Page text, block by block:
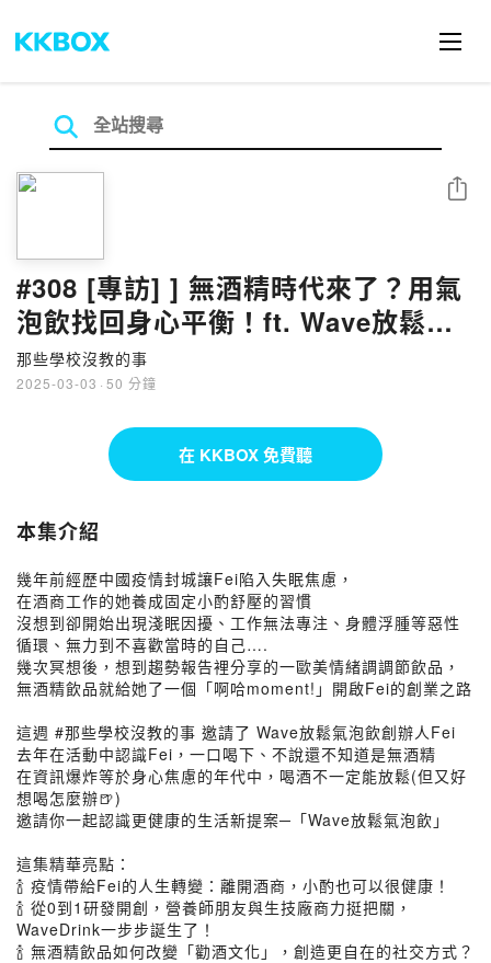
#308 [專訪] ] 無酒精時代來了？用氣
泡飲找回身心平衡！ft. Wave放鬆氣
泡飲創辦人Fei
那些學校沒教的事
2025-03-03 · 50 分鐘
分享
在 KKBOX 免費聽
本集介紹
幾年前經歷中國疫情封城讓Fei陷入失眠焦慮，
在酒商工作的她養成固定小酌舒壓的習慣
沒想到卻開始出現淺眠因擾、工作無法專注、身體浮腫等惡性
循環、無力到不喜歡當時的自己….
幾次冥想後，想到趨勢報告裡分享的一歐美情緒調調節飲品，
無酒精飲品就給她了一個「啊哈moment!」開啟Fei的創業之路
這週 #那些學校沒教的事 邀請了 Wave放鬆氣泡飲創辦人Fei
去年在活動中認識Fei，一口喝下、不說還不知道是無酒精
在資訊爆炸等於身心焦慮的年代中，喝酒不一定能放鬆(但又好
想喝怎麼辦🍺)
邀請你一起認識更健康的生活新提案─「Wave放鬆氣泡飲」
這集精華亮點：
🍾 疫情帶給Fei的人生轉變：離開酒商，小酌也可以很健康！
🍾 從0到1研發開創，營養師朋友與生技廠商力挺把關，
WaveDrink一步步誕生了！
🍾 無酒精飲品如何改變「勸酒文化」，創造更自在的社交方式？